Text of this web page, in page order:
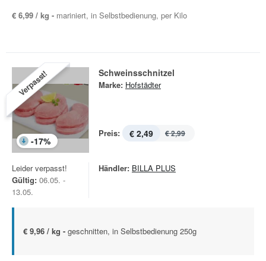
€ 6,99 / kg - mariniert, in Selbstbedienung, per Kilo
Verpasst!
-17%
Schweinsschnitzel
Marke: Hofstädter
Preis: € 2,49 € 2,99
Leider verpasst!
Gültig: 06.05. -
13.05.
Händler: BILLA PLUS
€ 9,96 / kg - geschnitten, in Selbstbedienung 250g